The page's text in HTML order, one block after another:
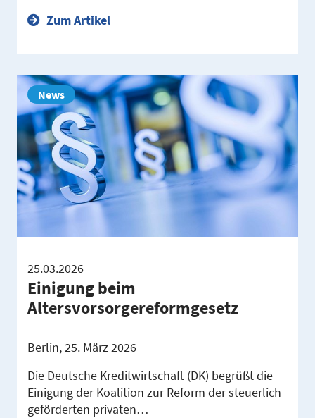
Zum Artikel
News
25.03.2026
Einigung beim
Altersvorsorgereformgesetz
Berlin, 25. März 2026
Die Deutsche Kreditwirtschaft (DK) begrüßt die
Einigung der Koalition zur Reform der steuerlich
geförderten privaten…